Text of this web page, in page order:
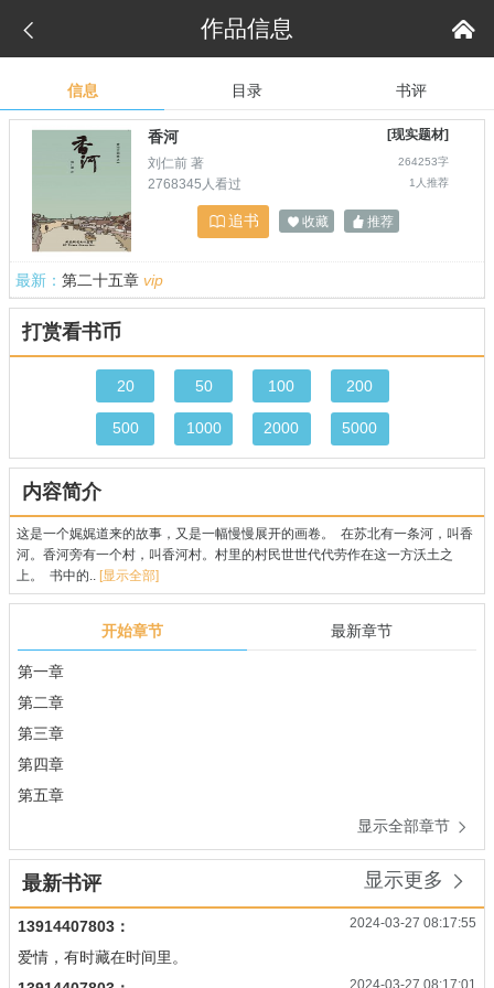
 
作品信息
信息 目录 书评
[现实题材]
香河
264253字
刘仁前 著
1人推荐
2768345人看过
 追书  收藏  推荐
最新： 第二十五章 vip
打赏看书币
20 50 100 200
500 1000 2000 5000
内容简介
这是一个娓娓道来的故事，又是一幅慢慢展开的画卷。 在苏北有一条河，叫香
河。香河旁有一个村，叫香河村。村里的村民世世代代劳作在这一方沃土之
上。 书中的.. [显示全部]
开始章节 最新章节
第一章
第二章
第三章
第四章
第五章
显示全部章节 
最新书评 显示更多 
2024-03-27 08:17:55
13914407803：
爱情，有时藏在时间里。